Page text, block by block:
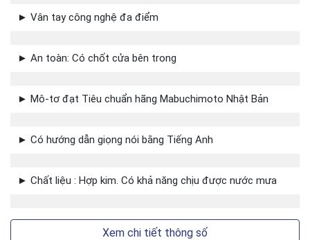
► Vân tay công nghệ đa điểm
► An toàn: Có chốt cửa bên trong
► Mô-tơ đạt Tiêu chuẩn hãng Mabuchimoto Nhật Bản
► Có hướng dẫn giọng nói bằng Tiếng Anh
► Chất liệu : Hợp kim. Có khả năng chịu được nước mưa
Xem chi tiết thông số